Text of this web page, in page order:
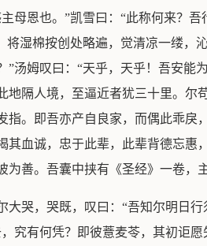
母恩也。”凯雪曰：“此称何来？
将湿棉按创处略遍，觉清凉一缕
汤姆叹曰：“天乎，天乎！吾安能
隔人境，至逼近者犹三十里。尔
。即吾亦产自良家，而偶此乖
血诚，忠于此辈，此辈背德忘
善。吾囊中挟有《圣经》一卷，
哭，哭既，叹曰：“吾知尔明日
究有何凭？即彼薏麦苓，其初讵